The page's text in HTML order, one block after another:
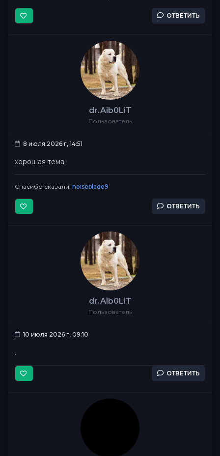
ОТВЕТИТЬ
dr.Aib0LiT
Пользователь
8 июля 2026 г, 14:51
хорошая тема
Спасибо сказали: noiseblade9
ОТВЕТИТЬ
dr.Aib0LiT
Пользователь
10 июля 2026 г, 09:10
.
ОТВЕТИТЬ